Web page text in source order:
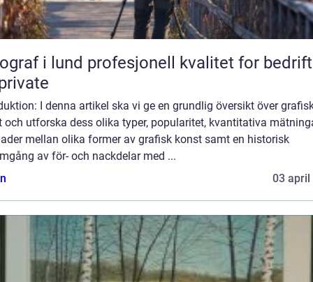
profesjonell kvalitet for bedrifter
I denna artikel ska vi ge en grundlig översikt över
och utforska dess olika typer, popularitet, kvantitativa
mellan olika former av grafisk konst samt en historisk
av för- och nackdelar med ...
03 april